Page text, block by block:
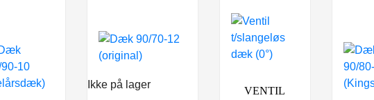
Ikke på lager
VENTIL